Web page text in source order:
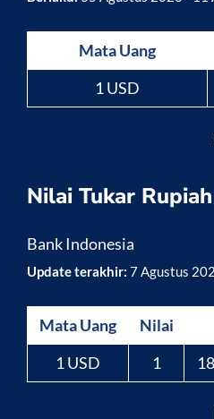
Mata Uang
1 USD
Nilai Tukar Rupiah
Bank Indonesia
Update terakhir: 7 Agustus
Mata Uang Nilai
1 USD
1